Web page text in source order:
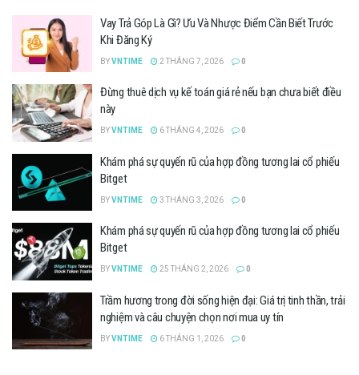
Vay Trả Góp Là Gì? Ưu Và Nhược Điểm Cần Biết Trước
Khi Đăng Ký
BYVNTIME 2 THÁNG 7, 2026 0
Đừng thuê dịch vụ kế toán giá rẻ nếu bạn chưa biết điều
này
BYVNTIME 6 THÁNG 4, 2026 0
Khám phá sự quyến rũ của hợp đồng tương lai cổ phiếu
Bitget
BYVNTIME 3 THÁNG 3, 2026 0
Khám phá sự quyến rũ của hợp đồng tương lai cổ phiếu
Bitget
BYVNTIME 25 THÁNG 2, 2026 0
Trầm hương trong đời sống hiện đại: Giá trị tinh thần, trải
nghiệm và câu chuyện chọn nơi mua uy tín
BYVNTIME 6 THÁNG 1, 2026 0